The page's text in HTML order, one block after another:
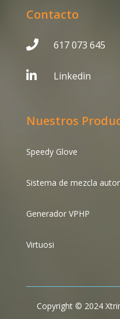
Contacto
 617 073 645
 Linkedin
Nuestros
Speedy Glove
Sistema de mezcla
Generador VPHP
Virtuosi
Copyright © 2024